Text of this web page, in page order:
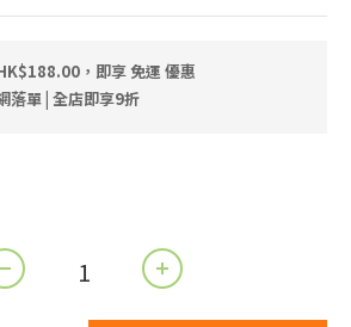
，即享 免運 優惠
單 | 全店即享9折